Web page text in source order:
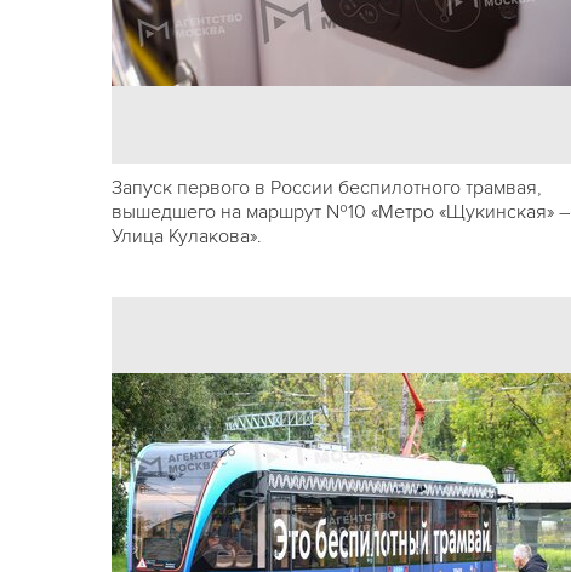
Запуск первого в России беспилотного трамвая,
вышедшего на маршрут №10 «Метро «Щукинская» –
Улица Кулакова».